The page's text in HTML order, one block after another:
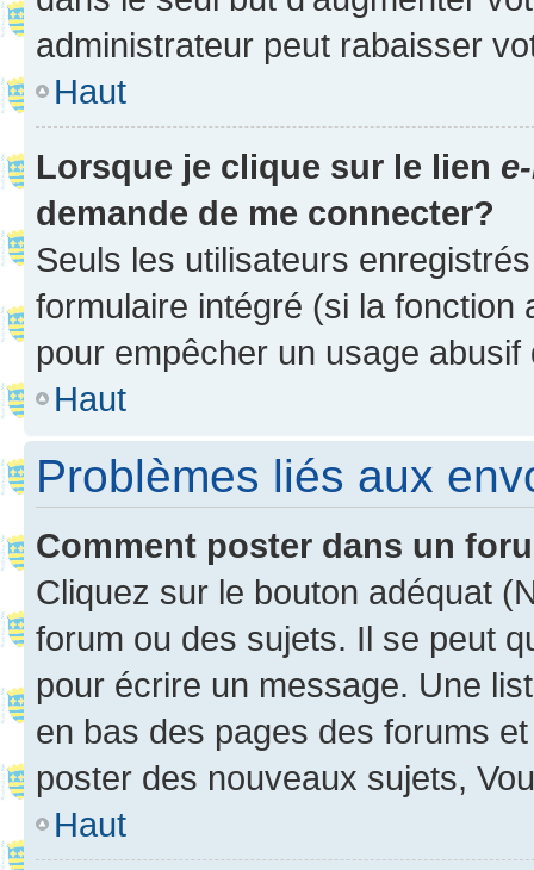
administrateur peut rabaisser
Haut
Lorsque je clique sur le lien
demande de me connecter?
Seuls les utilisateurs
formulaire intégré (si la fonction
pour empêcher un usage
Haut
Problèmes liés aux
Comment poster dans un
Cliquez sur le bouton adéquat
forum ou des sujets. Il se peut
pour écrire un message. Une
en bas des pages des forums
poster des nouveaux sujets,
Haut